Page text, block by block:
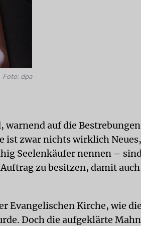
Foto: dpa
warnend auf die
ist zwar nichts wirklich
Seelenkäufer nennen –
zu besitzen, damit auch
Evangelischen Kirche, wie
Doch die aufgeklärte